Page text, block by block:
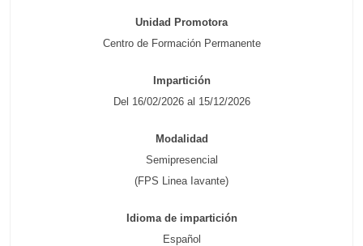
Unidad Promotora
Centro de Formación Permanente
Impartición
Del 16/02/2026 al 15/12/2026
Modalidad
Semipresencial
(FPS Linea Iavante)
Idioma de impartición
Español